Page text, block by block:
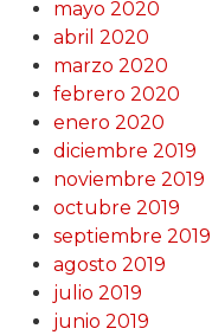
mayo 2020
abril 2020
marzo 2020
febrero 2020
enero 2020
diciembre 2019
noviembre 2019
octubre 2019
septiembre 2019
agosto 2019
julio 2019
junio 2019